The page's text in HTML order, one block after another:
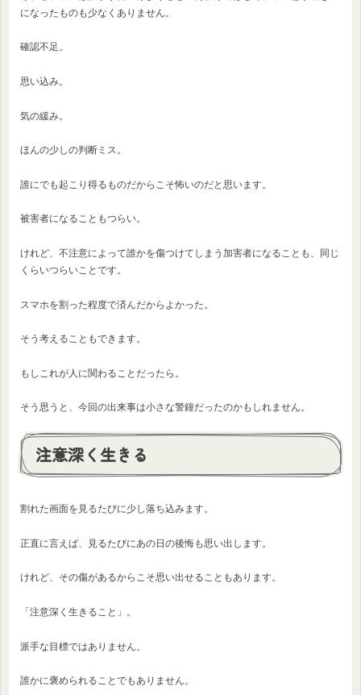
になったものも少なくありません。
確認不足。
思い込み。
気の緩み。
ほんの少しの判断ミス。
誰にでも起こり得るものだからこそ怖いのだと思います。
被害者になることもつらい。
けれど、不注意によって誰かを傷つけてしまう加害者になることも、同じ
くらいつらいことです。
スマホを割った程度で済んだからよかった。
そう考えることもできます。
もしこれが人に関わることだったら。
そう思うと、今回の出来事は小さな警鐘だったのかもしれません。
注意深く生きる
割れた画面を見るたびに少し落ち込みます。
正直に言えば、見るたびにあの日の後悔も思い出します。
けれど、その傷があるからこそ思い出せることもあります。
「注意深く生きること」。
派手な目標ではありません。
誰かに褒められることでもありません。